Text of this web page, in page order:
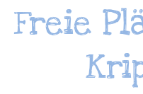
Freie